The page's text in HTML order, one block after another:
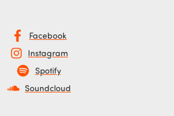
Facebook
Instagram
Spotify
Soundcloud